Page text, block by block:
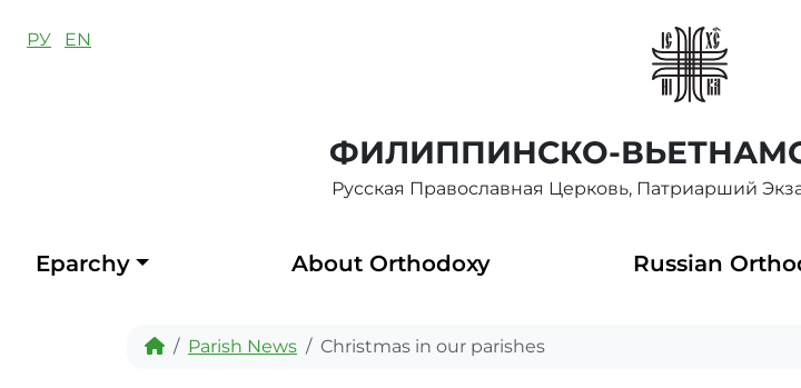
РУ
EN
ФИЛИППИНСКО-
Русская Православная Церковь, Патриарший
Eparchy About Orthodoxy Russian
HomeParish News Christmas in our parishes